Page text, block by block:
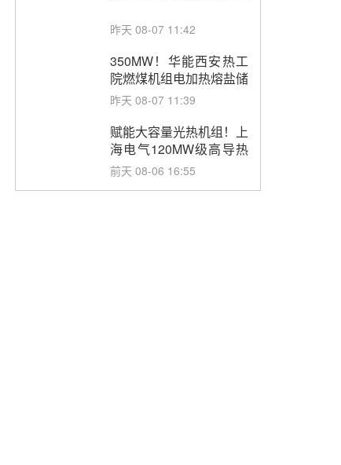
昨天 08-07 11:42
350MW！华能西安热工
院燃煤机组电加热熔盐储
能提升机组灵活性改造项
务采购
昨天 08-07 11:39
赋能大容量光热机组！上
海电气120MW级高导热
空冷发电机通过型式试验
前天 08-06 16:55